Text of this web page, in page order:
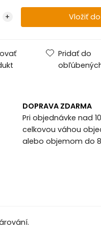
Pridať do
DOPRAVA ZDARMA
Pri objednávke nad
celkovou váhou
alebo objemom do